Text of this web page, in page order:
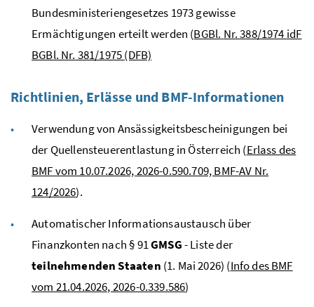
Bundesministeriengesetzes 1973 gewisse
Ermächtigungen erteilt werden (BGBl. Nr.388/1974 idF
BGBl. Nr. 381/1975 (DFB)
Richtlinien, Erlässe und BMF-Informationen
Verwendung von Ansässigkeitsbescheinigungen bei
der Quellensteuerentlastung in Österreich (Erlass des
BMF vom 10.07.2026, 2026-0.590.709, BMF-AV Nr.
124/2026).
Automatischer Informationsaustausch über
Finanzkonten nach § 91GMSG- Liste der
teilnehmenden Staaten (1. Mai 2026) (Info des BMF
vom 21.04.2026, 2026-0.339.586)